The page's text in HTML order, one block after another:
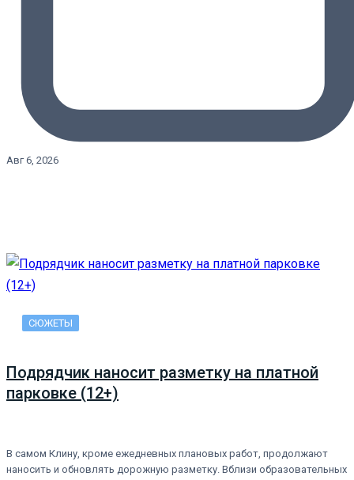
Авг 6, 2026
СЮЖЕТЫ
Подрядчик наносит разметку на платной
парковке (12+)
В самом Клину, кроме ежедневных плановых работ, продолжают
наносить и обновлять дорожную разметку. Вблизи образовательных